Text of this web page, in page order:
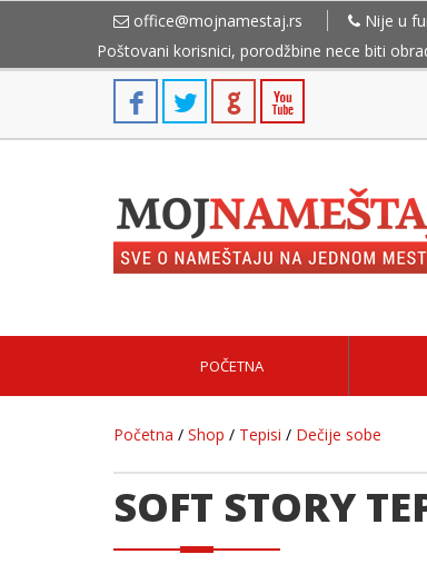
office@mojnamestaj.rs Nije u
Poštovani korisnici, porodžbine nece biti
POČETNA
Početna / Shop / Tepisi / Dečije sobe
SOFT STORY